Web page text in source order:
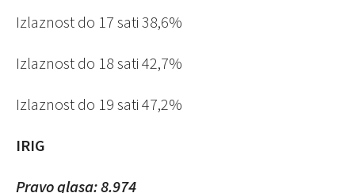
Izlaznost do 17 sati 38,6%
Izlaznost do 18 sati 42,7%
Izlaznost do 19 sati 47,2%
IRIG
Pravo glasa: 8.974